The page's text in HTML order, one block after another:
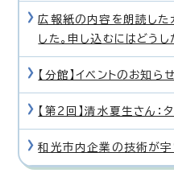
広報紙の内容を朗読した
した。申し込むにはどうし
【分館】イベントのお知らせ
【第2回】清水夏生さん：
和光市内企業の技術が宇